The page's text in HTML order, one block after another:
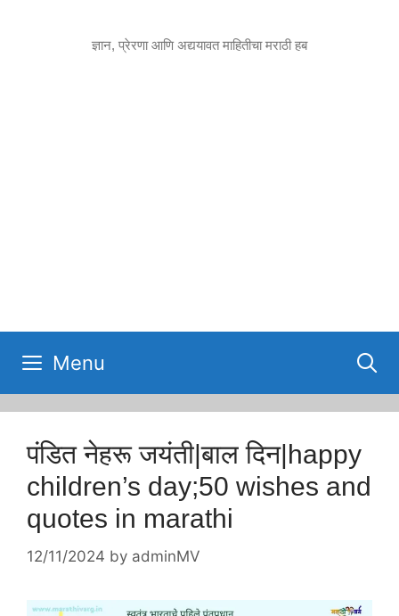
ज्ञान, प्रेरणा आणि अद्ययावत माहितीचा मराठी हब
Menu
पंडित नेहरू जयंती|बाल दिन|happy
children’s day;50 wishes and
quotes in marathi
12/11/2024 by adminMV